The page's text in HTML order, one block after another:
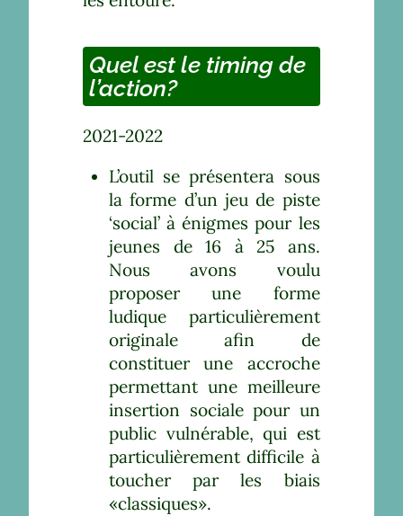
Quel est le timing de
l’action?
2021-2022
L’outil se présentera sous
la forme d’un jeu de piste
‘social’ à énigmes pour les
jeunes de 16 à 25 ans.
Nous avons voulu
proposer une forme
ludique particulièrement
originale afin de
constituer une accroche
permettant une meilleure
insertion sociale pour un
public vulnérable, qui est
particulièrement difficile à
toucher par les biais
«classiques».